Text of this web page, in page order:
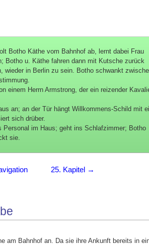
Botho Käthe vom Bahnhof ab, lernt dabei Frau
Botho u. Käthe fahren dann mit Kutsche zurück
wieder in Berlin zu sein. Botho schwankt
einem Herrn Armstrong, der ein reizender
an; an der Tür hängt Willkommens-Schild mit
sich drüber.
Personal im Haus; geht ins Schlafzimmer; Botho
sie.
25. Kapitel →
am Bahnhof an. Da sie ihre Ankunft bereits in